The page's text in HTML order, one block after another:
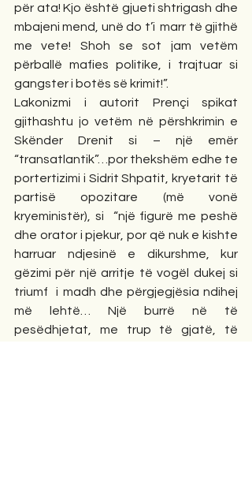
për ata! Kjo është gjueti shtrigash dhe
mbajeni mend, unë do t’i  marr të gjithë
me vete! Shoh se sot jam vetëm
përballë mafies politike, i trajtuar si
gangster i botës së krimit!”.
Lakonizmi i autorit Prençi spikat
gjithashtu jo vetëm në përshkrimin e
Skënder Drenit si – një emër
“transatlantik”…por thekshëm edhe te
portertizimi i Sidrit Shpatit, kryetarit të
partisë opozitare (më vonë
kryeministër), si  “një figurë me peshë
dhe orator i pjekur, por që nuk e kishte
harruar ndjesinë e dikurshme, kur
gëzimi për një arritje të vogël dukej si
triumf  i madh dhe përgjegjësia ndihej
më lehtë… Një burrë në të
pesëdhjetat, me trup të gjatë, të